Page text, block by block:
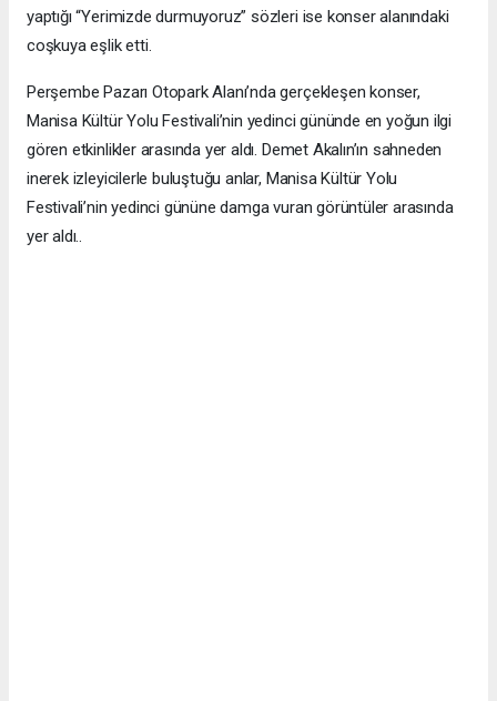
yaptığı “Yerimizde durmuyoruz” sözleri ise konser alanındaki
coşkuya eşlik etti.
Perşembe Pazarı Otopark Alanı’nda gerçekleşen konser,
Manisa Kültür Yolu Festivali’nin yedinci gününde en yoğun ilgi
gören etkinlikler arasında yer aldı. Demet Akalın’ın sahneden
inerek izleyicilerle buluştuğu anlar, Manisa Kültür Yolu
Festivali’nin yedinci gününe damga vuran görüntüler arasında
yer aldı..